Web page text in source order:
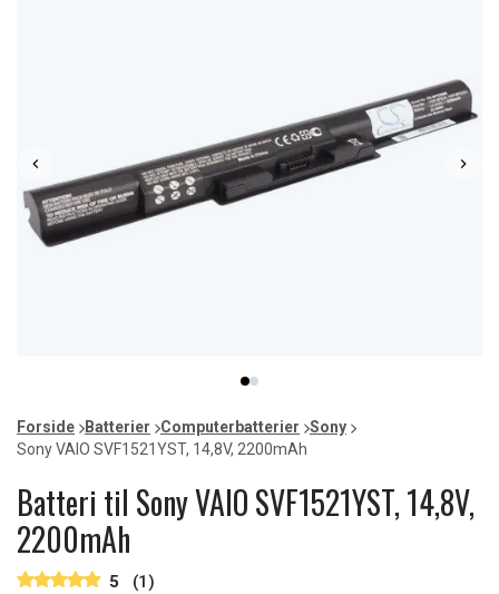
item
0
item
1
of
2
Forside Batterier Computerbatterier
Sony
Sony VAIO SVF1521YST, 14,8V, 2200mAh
Batteri til Sony VAIO SVF1521YST, 14,8V,
2200mAh
5 (1)